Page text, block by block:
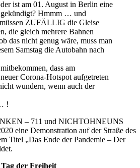
ist am 01. August in Berlin eine
Hmmm … und
ZUFÄLLIG die Gleise
die gleich mehrere Bahnen
das nicht genug wäre, muss man
Samstag die Autobahn nach
dass am
Corona-Hotspot aufgetreten
wundern, wenn auch der
!
– 711 und NICHTOHNEUNS
eine Demonstration auf der Straße des
Titel „Das Ende der Pandemie – Der
der Freiheit